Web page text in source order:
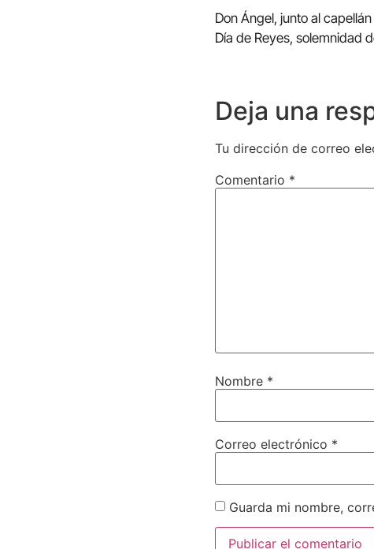
Don Ángel, junto al
Día de Reyes, solemnidad
Deja una
Tu dirección de correo
Comentario *
Nombre *
Correo electrónico *
Guarda mi nombre,